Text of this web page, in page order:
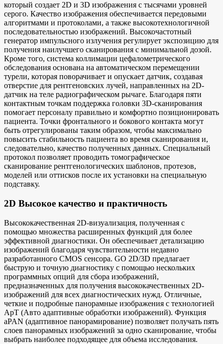
который создает 2D и 3D изображения с тысячами уровней
серого. Качество изображения обеспечивается передовыми
алгоритмами и протоколами, а также высокотехнологичной
последовательностью изображений. Высокочастотный
генератор импульсного излучения регулирует экспозицию для
получения наилучшего сканирования с минимальной дозой.
Кроме того, система коллимации цефалометрического
обследования основана на автоматическом перемещении
турели, которая поворачивает и опускает датчик, создавая
отверстие для рентгеновских лучей, направленных на 2D-
датчик на теле радиографическом рычаге. Благодаря пяти
контактным точкам поддержка головки 3D-сканирования
помогает персоналу правильно и комфортно позиционировать
пациента. Точки фронтального и бокового контакта могут
быть отрегулированы таким образом, чтобы максимально
повысить стабильность пациента во время сканирования и,
следовательно, качество полученных данных. Специальный
протокол позволяет проводить томографическое
сканирование рентгенологических шаблонов, протезов,
моделей или оттисков после их установки на специальную
подставку.
2D Высокое качество и практичность
Высококачественная 2D-визуализация, полученная с
помощью множества расширенных функций для более
эффективной диагностики. Он обеспечивает детализацию
изображений благодаря чувствительности недавно
разработанного CMOS сенсора. GO 2D/3D предлагает
быструю и точную диагностику с помощью нескольких
программных опций для сбора изображений,
предназначенных для получения высококачественных 2D-
изображений для всех диагностических нужд. Отличные,
четкие и подробные панорамные изображения с технологией
ApT (Авто адаптивные обработки изображений). Функция
aPAN (адаптивное панорамирование) позволяет получать пять
слоев панорамных изображений за одно сканирование, чтобы
выбрать наиболее подходящее для объема исследования.